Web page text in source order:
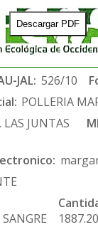
Descargar PDF
JAL: 526/10
POLLERIA
JUNTAS
1887.20